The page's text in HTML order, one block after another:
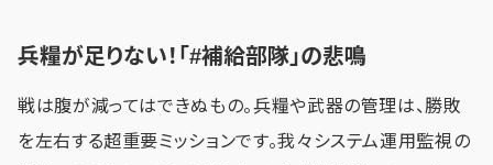
兵糧が足りない！「#補給部隊」の悲鳴
戦は腹が減ってはできぬもの。兵糧や武器の管理は、勝敗
を左右する超重要ミッションです。我々システム運用監視の